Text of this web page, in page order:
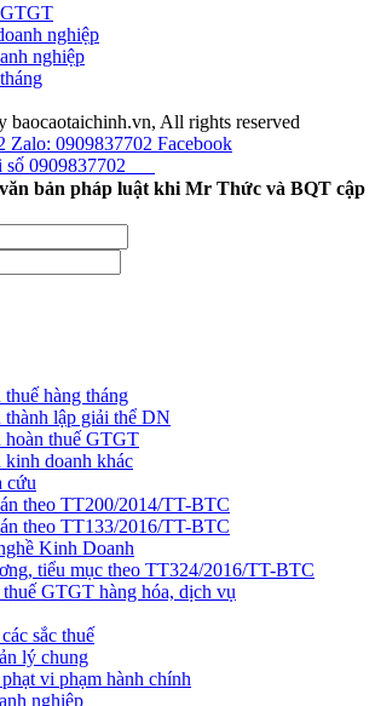
nghiệp
nghiệp
All rights reserved
Zalo: 0909837702 Facebook
số 0909837702
bản pháp luật khi Mr Thức và BQT cập
hàng tháng
lập giải thể DN
thuế GTGT
doanh khác
cứu
theo TT200/2014/TT-BTC
theo TT133/2016/TT-BTC
Kinh Doanh
tiểu mục theo TT324/2016/TT-BTC
GTGT hàng hóa, dịch vụ
sắc thuế
lý chung
vi phạm hành chính
nghiệp